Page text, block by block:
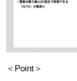
＜Point＞